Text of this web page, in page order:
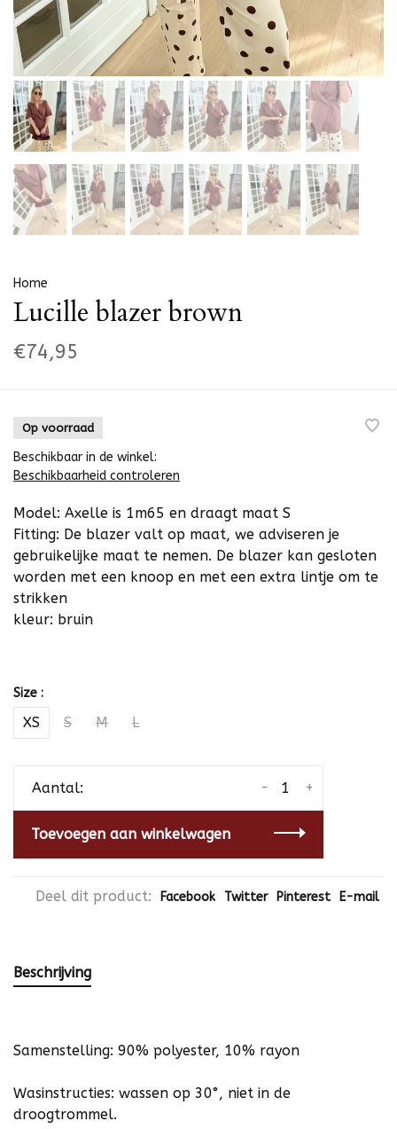
Home
Lucille blazer brown
€74,95
Op voorraad
Beschikbaar in de winkel:
Beschikbaarheid controleren
Model: Axelle is 1m65 en draagt maat S
Fitting: De blazer valt op maat, we adviseren je
gebruikelijke maat te nemen. De blazer kan gesloten
worden met een knoop en met een extra lintje om te
strikken
kleur: bruin
Size :
XS S M L
Aantal: +
-
Toevoegen aan winkelwagen
Deel dit product: Facebook Twitter Pinterest E-mail
Beschrijving
Samenstelling: 90% polyester, 10% rayon
Wasinstructies: wassen op 30°, niet in de
droogtrommel.